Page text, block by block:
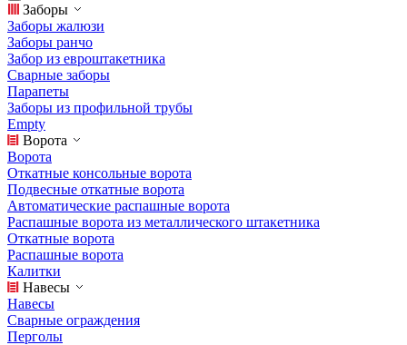
Заборы
Заборы жалюзи
Заборы ранчо
Забор из евроштакетника
Сварные заборы
Парапеты
Заборы из профильной трубы
Empty
Ворота
Ворота
Откатные консольные ворота
Подвесные откатные ворота
Автоматические распашные ворота
Распашные ворота из металлического штакетника
Откатные ворота
Распашные ворота
Калитки
Навесы
Навесы
Сварные ограждения
Перголы